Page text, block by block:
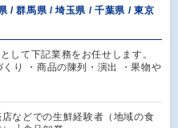
/ 群馬県 / 埼玉県 / 千葉県 / 東京
して下記業務をお任せします。
くり ・商品の陳列・演出 ・果物や
などでの生鮮経験者（地域の食